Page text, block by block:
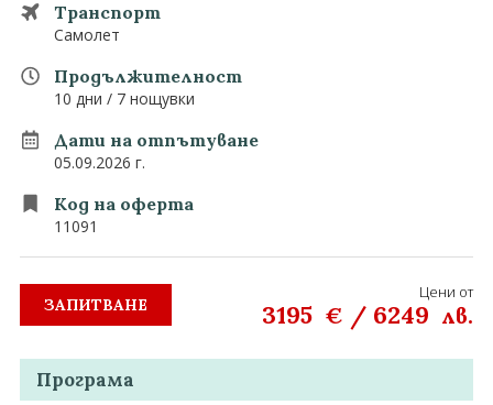
Транспорт
Самолет
Продължителност
10 дни / 7 нощувки
Дати на отпътуване
05.09.2026 г.
Код на оферта
11091
ЗАПИТВАНЕ
Цени от
3195 € / 6249 лв.
Програма